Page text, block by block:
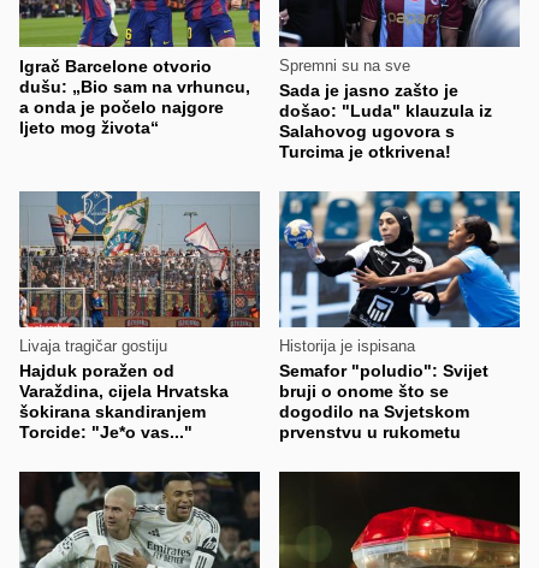
Igrač Barcelone otvorio
dušu: „Bio sam na vrhuncu,
a onda je počelo najgore
ljeto mog života“
Spremni su na sve
Sada je jasno zašto je
došao: "Luda" klauzula iz
Salahovog ugovora s
Turcima je otkrivena!
Livaja tragičar gostiju
Hajduk poražen od
Varaždina, cijela Hrvatska
šokirana skandiranjem
Torcide: "Je*o vas..."
Historija je ispisana
Semafor "poludio": Svijet
bruji o onome što se
dogodilo na Svjetskom
prvenstvu u rukometu